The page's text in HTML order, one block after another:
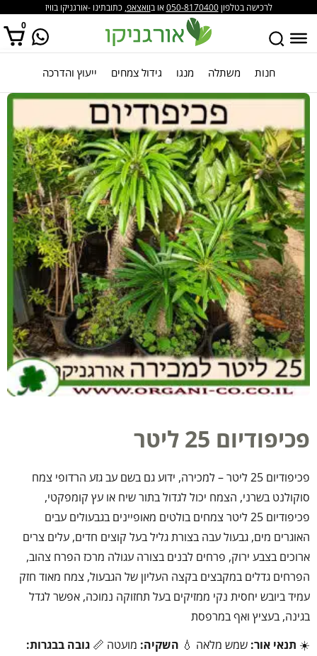
לרכישה בטלפון050-8170400או בוואצאפ, כתובתינו -אורגניקו בוויז
0
אין מוצרים בסל הקניות. חנות משתלה מנגו גידול צמחים ייעוץ והדרכה
פכיפודיום 25 ליטר
פכיפודיום 25 ליטר – למכירה, ידוע גם בשם עב גזע הרדופי צמח
סוקולנט בשרני, הצמח יכול לגדול בתור שיח או עץ קומפקטי,
פכיפודיום 25 ליטר צמחים בולטים מאופיינים בגבעולים עבים
האוגרים מים, גבעול עבה בצורת גליל בעל קוצים חדים, עלים צרים
ארוכים בצבע ירוק, פרחים לבנים בצורה עגולה מרכז הפרח צהוב,
הפרחים גדלים במקבצים בקצה העליון של הגבעול, צמח מאוד חזק
עמיד ביובש יחסית נקי ממזיקים בעל תחזוקה נמוכה, אפשר לגדל
בגינה, בעציץ ואף במרפסת
☀️ תנאי אור: שמש מלאה 💧 השקיה: מועטה 📏 גובה בבגרות: